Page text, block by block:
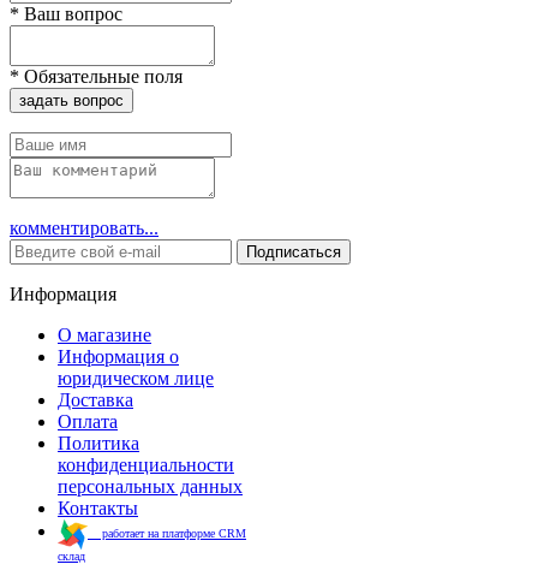
* Ваш вопрос
* Обязательные поля
задать вопрос
комментировать...
Подписаться
Информация
О магазине
Информация о
юридическом лице
Доставка
Оплата
Политика
конфиденциальности
персональных данных
Контакты
работает на платформе CRM
склад